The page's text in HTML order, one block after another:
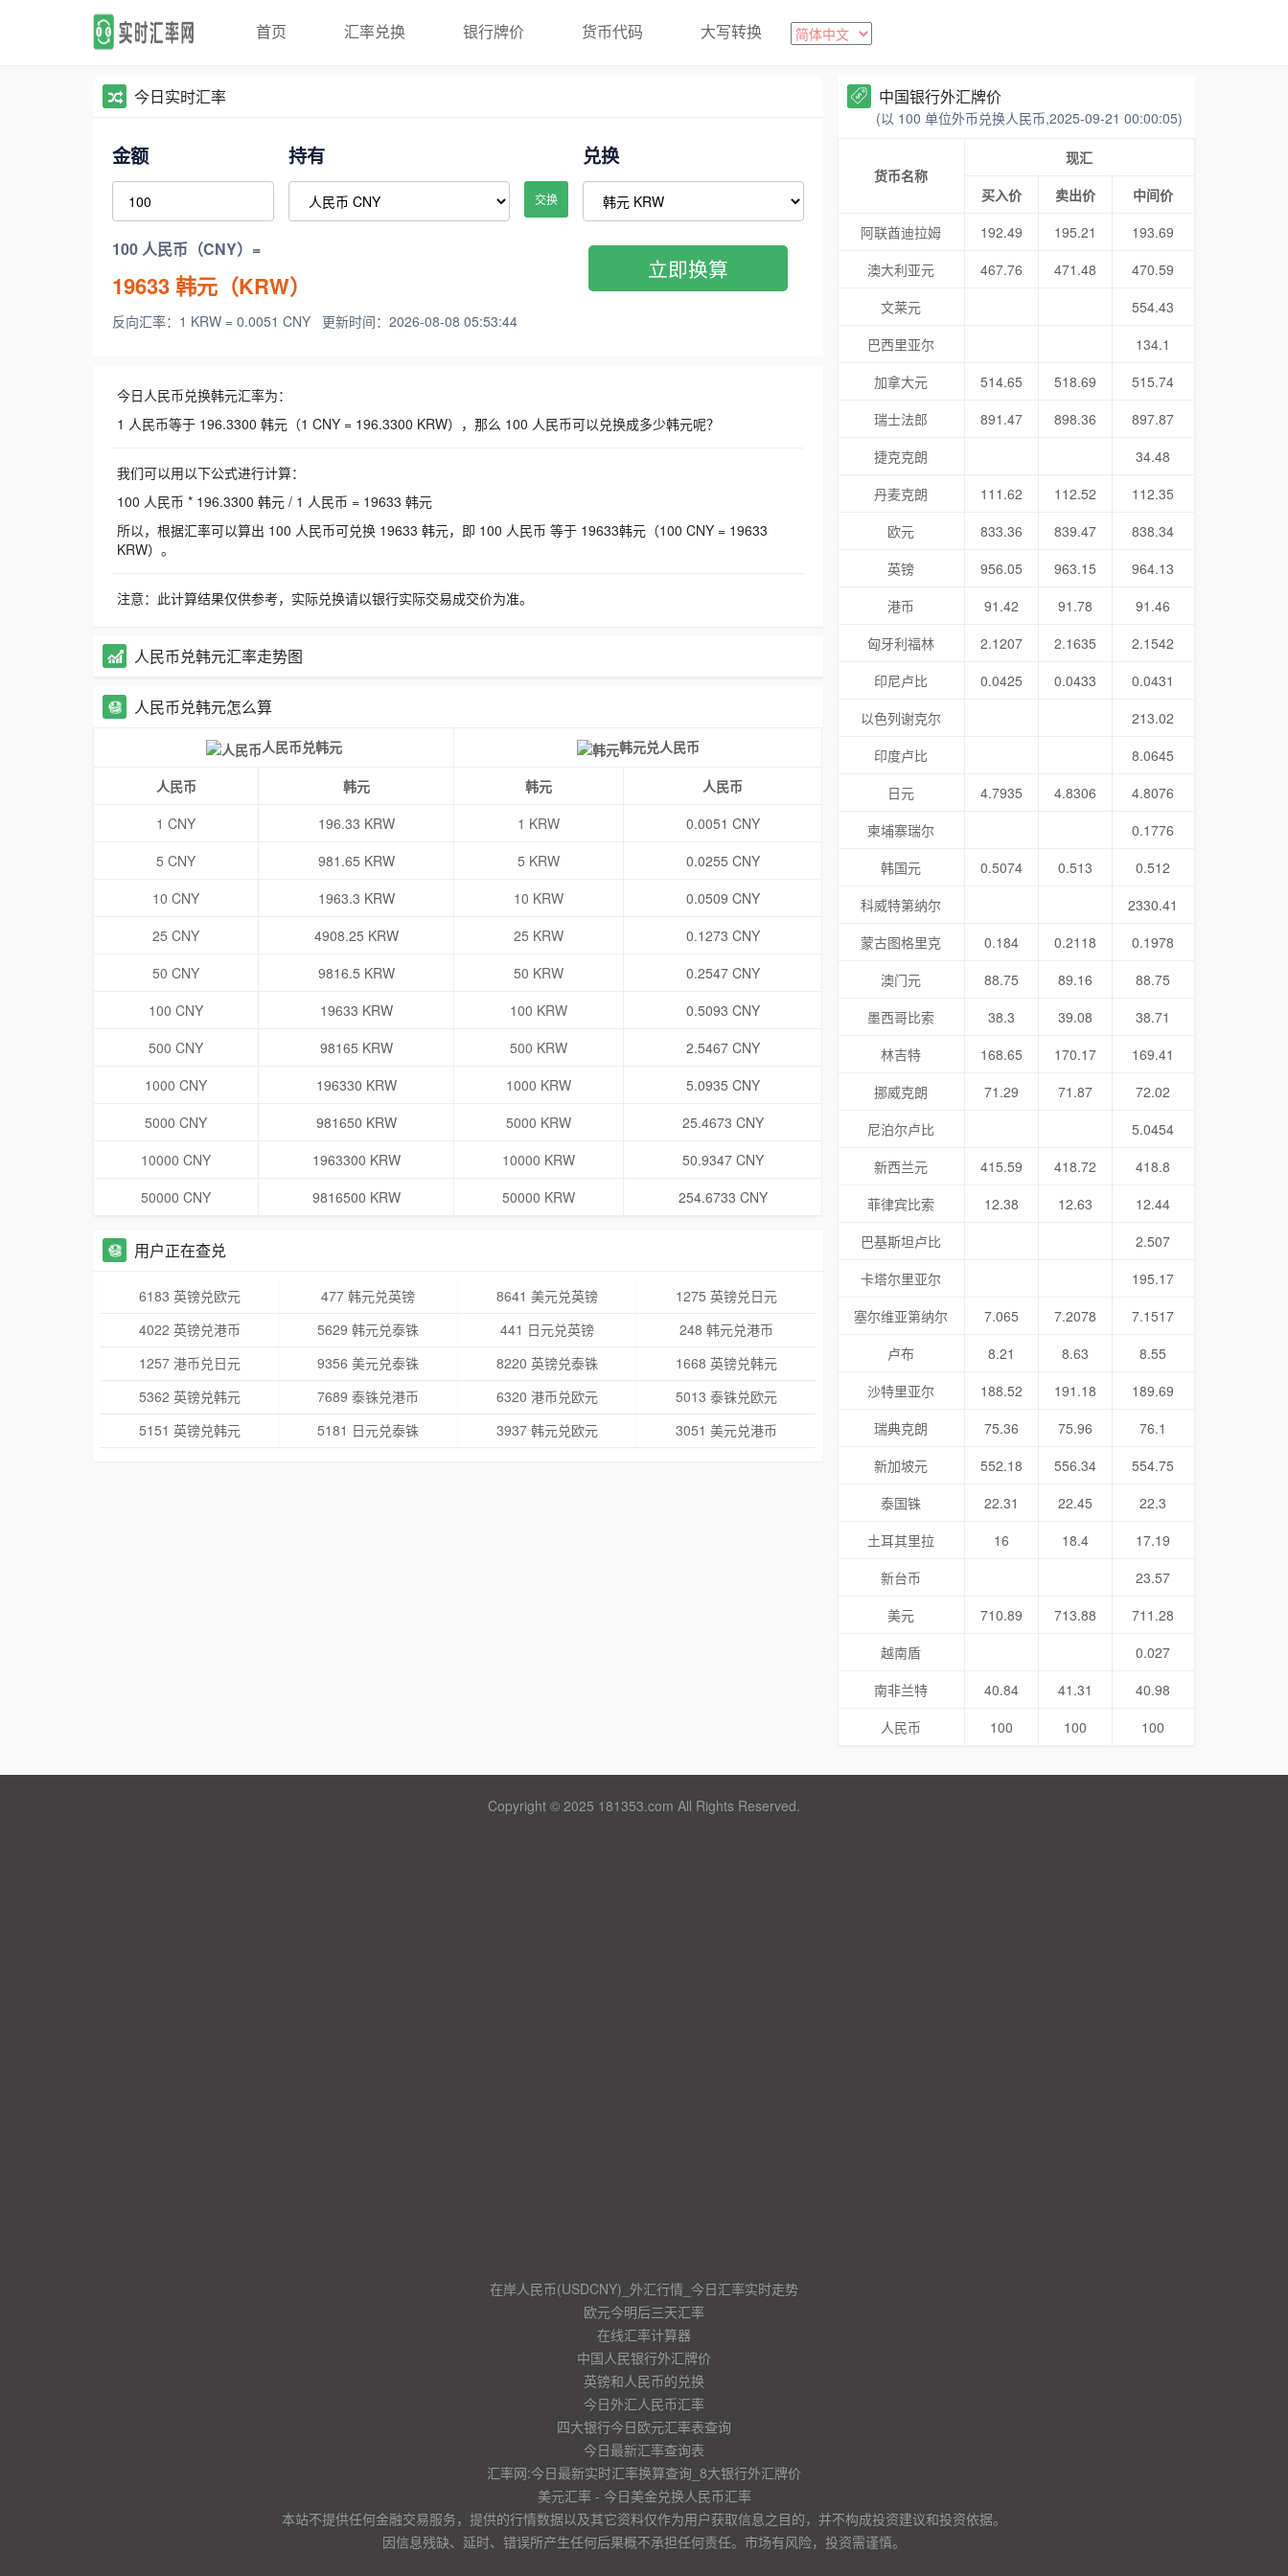
首页 汇率兑换 银行牌价 货币代码 大写转换
今日实时汇率
金额 持有
交换
兑换
100 人民币（CNY）=
19633韩元（KRW）
反向汇率：1 KRW = 0.0051 CNY 更新时间：2026-08-08 05:53:44
立即换算
今日人民币兑换韩元汇率为：
1 人民币等于 196.3300 韩元（1 CNY = 196.3300 KRW），那么 100 人民币可以兑换成多少韩元呢？
我们可以用以下公式进行计算：
100 人民币 * 196.3300 韩元 / 1 人民币 = 19633 韩元
所以，根据汇率可以算出 100 人民币可兑换 19633 韩元，即 100 人民币 等于 19633韩元（100 CNY = 19633
KRW）。
注意：此计算结果仅供参考，实际兑换请以银行实际交易成交价为准。
人民币兑韩元汇率走势图
人民币兑韩元怎么算
人民币兑韩元 韩元兑人民币
人民币 韩元 韩元
人民币
1 CNY
196.33 KRW 1 KRW
0.0051 CNY
5 CNY
981.65 KRW 5 KRW
0.0255 CNY
10 CNY
1963.3 KRW 10 KRW
0.0509 CNY
25 CNY
4908.25 KRW 25 KRW
0.1273 CNY
50 CNY
9816.5 KRW 50 KRW
0.2547 CNY
100 CNY
19633 KRW 100 KRW
0.5093 CNY
500 CNY
98165 KRW 500 KRW
2.5467 CNY
1000 CNY
196330 KRW 1000 KRW
5.0935 CNY
5000 CNY
981650 KRW 5000 KRW
25.4673 CNY
10000 CNY
1963300 KRW 10000 KRW
50.9347 CNY
50000 CNY
9816500 KRW 50000 KRW 254.6733 CNY
用户正在查兑
6183 英镑兑欧元 477 韩元兑英镑 8641 美元兑英镑
1275 英镑兑日元
4022 英镑兑港币
5629 韩元兑泰铢 441 日元兑英镑
248 韩元兑港币
1257 港币兑日元
9356 美元兑泰铢 8220 英镑兑泰铢
1668 英镑兑韩元
5362 英镑兑韩元
7689 泰铢兑港币 6320 港币兑欧元
5013 泰铢兑欧元
5151 英镑兑韩元
5181 日元兑泰铢 3937 韩元兑欧元 3051 美元兑港币
中国银行外汇牌价
(以 100 单位外币兑换人民币,2025-09-21 00:00:05)
货币名称
现汇
买入价
卖出价
中间价
阿联酋迪拉姆
192.49 195.21
193.69
澳大利亚元
467.76 471.48
470.59
文莱元
554.43
巴西里亚尔
134.1
加拿大元
514.65 518.69
515.74
瑞士法郎
891.47 898.36
897.87
捷克克朗
34.48
丹麦克朗
111.62 112.52
112.35
欧元
833.36 839.47
838.34
英镑
956.05 963.15
964.13
港币
91.42 91.78
91.46
匈牙利福林
2.1207 2.1635
2.1542
印尼卢比
0.0425 0.0433
0.0431
以色列谢克尔
213.02
印度卢比
8.0645
日元
4.7935 4.8306
4.8076
柬埔寨瑞尔
0.1776
韩国元
0.5074 0.513
0.512
科威特第纳尔
2330.41
蒙古图格里克
0.184 0.2118
0.1978
澳门元
88.75 89.16
88.75
墨西哥比索
38.3 39.08
38.71
林吉特
168.65 170.17
169.41
挪威克朗
71.29 71.87
72.02
尼泊尔卢比
5.0454
新西兰元
415.59 418.72
418.8
菲律宾比索
12.38 12.63
12.44
巴基斯坦卢比
2.507
卡塔尔里亚尔
195.17
塞尔维亚第纳尔
7.065 7.2078
7.1517
卢布
8.21 8.63
8.55
沙特里亚尔
188.52 191.18
189.69
瑞典克朗
75.36 75.96
76.1
新加坡元
552.18 556.34
554.75
泰国铢
22.31 22.45
22.3
土耳其里拉
16 18.4
17.19
新台币
23.57
美元
710.89 713.88
711.28
越南盾
0.027
南非兰特
40.84 41.31
40.98
人民币
100 100 100
Copyright © 2025 181353.com All Rights Reserved.
在岸人民币(USDCNY)_外汇行情_今日汇率实时走势
欧元今明后三天汇率
在线汇率计算器
中国人民银行外汇牌价
英镑和人民币的兑换
今日外汇人民币汇率
四大银行今日欧元汇率表查询
今日最新汇率查询表
汇率网:今日最新实时汇率换算查询_8大银行外汇牌价
美元汇率 - 今日美金兑换人民币汇率
本站不提供任何金融交易服务，提供的行情数据以及其它资料仅作为用户获取信息之目的，并不构成投资建议和投资依据。
因信息残缺、延时、错误所产生任何后果概不承担任何责任。市场有风险，投资需谨慎。